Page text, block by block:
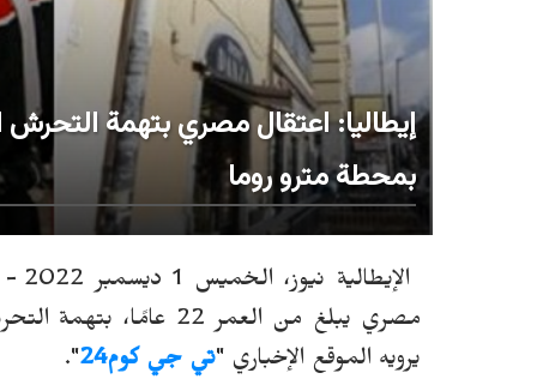
إيطاليا: اعتقال مصري بتهمة
بمحطة مترو روما
مصري يبلغ من العمر
يرويه الموقع الإخباري "تي جي كوم24 ".